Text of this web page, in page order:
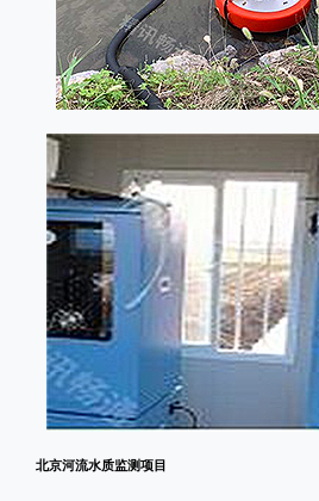
北京河流水质监测项目